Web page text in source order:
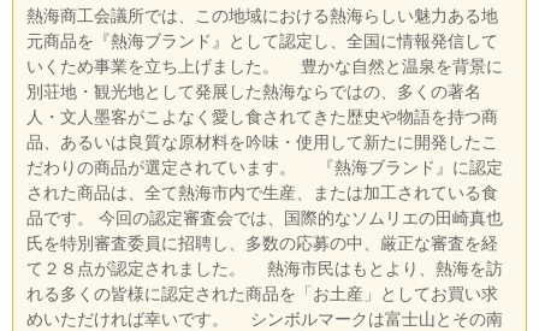
熱海商工会議所では、この地域における熱海らしい魅力ある地
元商品を『熱海ブランド』として認定し、全国に情報発信して
いくため事業を立ち上げました。 豊かな自然と温泉を背景に
別荘地・観光地として発展した熱海ならではの、多くの著名
人・文人墨客がこよなく愛し食されてきた歴史や物語を持つ商
品、あるいは良質な原材料を吟味・使用して新たに開発したこ
だわりの商品が選定されています。 『熱海ブランド』に認定
された商品は、全て熱海市内で生産、または加工されている食
品です。 今回の認定審査会では、国際的なソムリエの田崎真也
氏を特別審査委員に招聘し、多数の応募の中、厳正な審査を経
て２８点が認定されました。 熱海市民はもとより、熱海を訪
れる多くの皆様に認定された商品を「お土産」としてお買い求
めいただければ幸いです。 シンボルマークは富士山とその南